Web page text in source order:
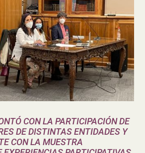
CON LA PARTICIPACIÓN DE
DE DISTINTAS ENTIDADES Y
CON LA MUESTRA